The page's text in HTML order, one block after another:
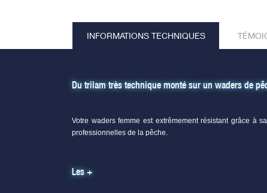
INFORMATIONS TECHNIQUES
Du trilam très technique monté sur un waders de
Votre waders femme est extrêmement résistant grâce à
professionnelles de la pêche.
Les +